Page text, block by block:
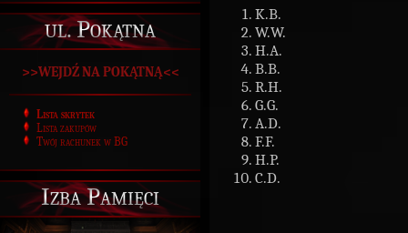
ul. Pokątna
>>WEJDŹ NA POKĄTNĄ<<
Lista skrytek
Lista zakupów
Twój rachunek w BG
Izba Pamięci
K.B.
W.W.
H.A.
B.B.
R.H.
G.G.
A.D.
F.F.
H.P.
C.D.